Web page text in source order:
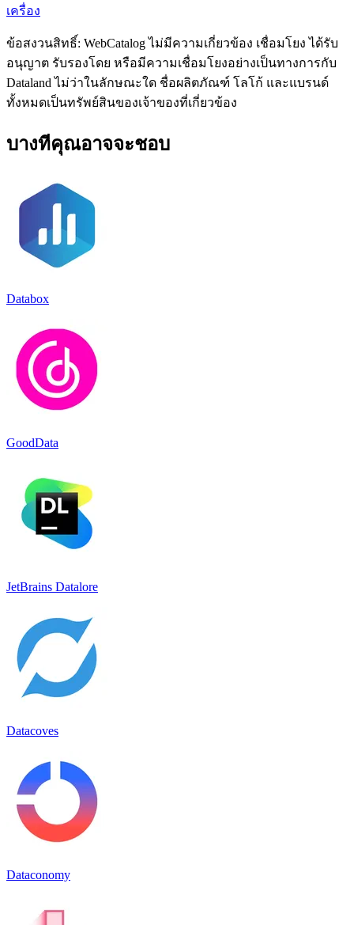
เครื่อง
ข้อสงวนสิทธิ์: WebCatalog ไม่มีความเกี่ยวข้อง เชื่อมโยง ได้รับ
อนุญาต รับรองโดย หรือมีความเชื่อมโยงอย่างเป็นทางการกับ
Dataland ไม่ว่าในลักษณะใด ชื่อผลิตภัณฑ์ โลโก้ และแบรนด์
ทั้งหมดเป็นทรัพย์สินของเจ้าของที่เกี่ยวข้อง
บางทีคุณอาจจะชอบ
Databox
GoodData
JetBrains Datalore
Datacoves
Dataconomy